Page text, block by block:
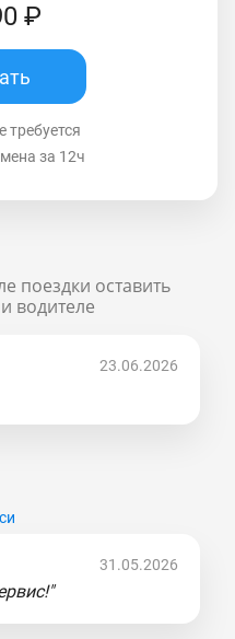
₽
требуется
за 12ч
поездки оставить
водителе
23.06.2026
31.05.2026